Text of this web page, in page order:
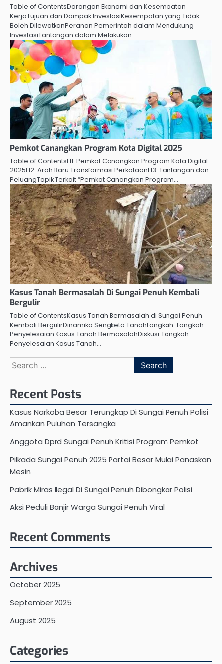
Table of ContentsDorongan Ekonomi dan Kesempatan
KerjaTujuan dan Dampak InvestasiKesempatan yang Tidak
Boleh DilewatkanPeranan Pemerintah dalam Mendukung
InvestasiTantangan dalam Melakukan…
Pemkot Canangkan Program Kota Digital 2025
Table of ContentsH1: Pemkot Canangkan Program Kota Digital
2025H2: Arah Baru Transformasi PerkotaanH3: Tantangan dan
PeluangTopik Terkait “Pemkot Canangkan Program…
Kasus Tanah Bermasalah Di Sungai Penuh Kembali
Bergulir
Table of ContentsKasus Tanah Bermasalah di Sungai Penuh
Kembali BergulirDinamika Sengketa TanahLangkah-Langkah
Penyelesaian Kasus Tanah BermasalahDiskusi: Langkah
Penyelesaian Kasus Tanah…
Search
for:
Recent Posts
Kasus Narkoba Besar Terungkap Di Sungai Penuh Polisi
Amankan Puluhan Tersangka
Anggota Dprd Sungai Penuh Kritisi Program Pemkot
Pilkada Sungai Penuh 2025 Partai Besar Mulai Panaskan
Mesin
Pabrik Miras Ilegal Di Sungai Penuh Dibongkar Polisi
Aksi Peduli Banjir Warga Sungai Penuh Viral
Recent Comments
Archives
October 2025
September 2025
August 2025
Categories